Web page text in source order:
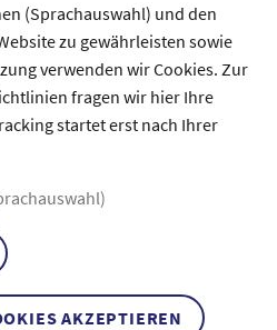
(Sprachauswahl) und den
zu gewährleisten sowie
verwenden wir Cookies. Zur
fragen wir hier Ihre
startet erst nach Ihrer
AKZEPTIEREN